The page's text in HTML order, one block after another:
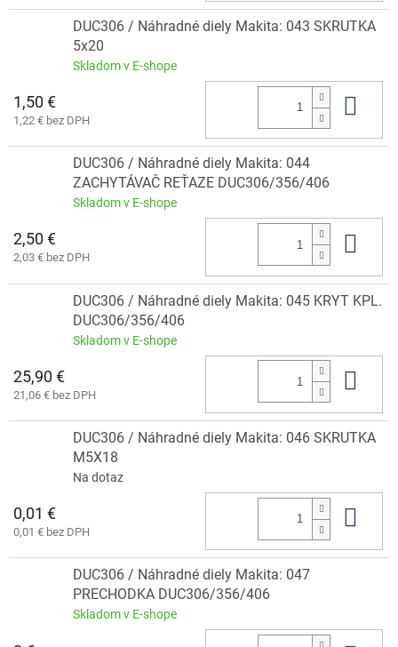
DUC306 / Náhradné diely Makita: 043 SKRUTKA
5x20
Skladom v E-shope
1,50 €
1,22 € bez DPH
DUC306 / Náhradné diely Makita: 044
ZACHYTÁVAČ REŤAZE DUC306/356/406
Skladom v E-shope
2,50 €
2,03 € bez DPH
DUC306 / Náhradné diely Makita: 045 KRYT KPL.
DUC306/356/406
Skladom v E-shope
25,90 €
21,06 € bez DPH
DUC306 / Náhradné diely Makita: 046 SKRUTKA
M5X18
Na dotaz
0,01 €
0,01 € bez DPH
DUC306 / Náhradné diely Makita: 047
PRECHODKA DUC306/356/406
Skladom v E-shope